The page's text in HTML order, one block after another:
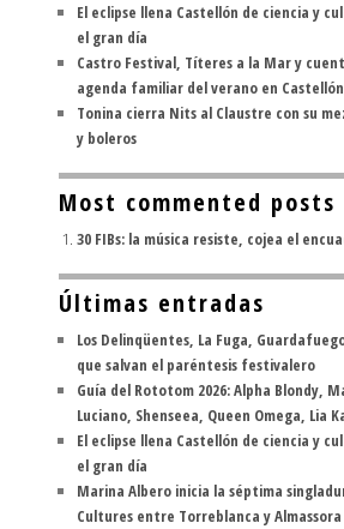
El eclipse llena Castellón de ciencia y
el gran día
Castro Festival, Títeres a la Mar y
agenda familiar del verano en Castellón
Tonina cierra Nits al Claustre con su
y boleros
Most commented posts
30 FIBs: la música resiste, cojea el
Últimas entradas
Los Delinqüentes, La Fuga,
que salvan el paréntesis festivalero
Guía del Rototom 2026: Alpha Blondy,
Luciano, Shenseea, Queen Omega, Lia
El eclipse llena Castellón de ciencia y
el gran día
Marina Albero inicia la séptima
Cultures entre Torreblanca y Almassora